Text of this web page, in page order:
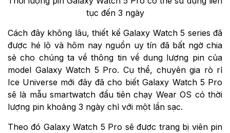
tục đến 3 ngày
Cách đây không lâu, thiết kế Galaxy Watch 5 series đã
được hé lộ và hôm nay nguồn uy tín đã bất ngờ chia
sẻ cho chúng ta về thông tin về dung lượng pin của
model Galaxy Watch 5 Pro. Cụ thể, chuyên gia rò rỉ
Ice Universe mới đây đã cho biết Galaxy Watch 5 Pro
sẽ là mẫu smartwatch đầu tiên chạy Wear OS có thời
lượng pin khoảng 3 ngày chỉ với một lần sạc.
Theo đó Galaxy Watch 5 Pro sẽ được trang bị viên pin